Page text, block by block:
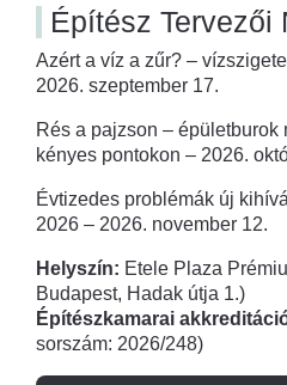
Építész Tervezői
Azért a víz a zűr? –
2026. szeptember 17.
Rés a pajzson –
kényes pontokon – 2026.
Évtizedes problémák új
2026 – 2026. november 12.
Helyszín: Etele Plaza
Budapest, Hadak útja 1.)
Építészkamarai
sorszám: 2026/248)